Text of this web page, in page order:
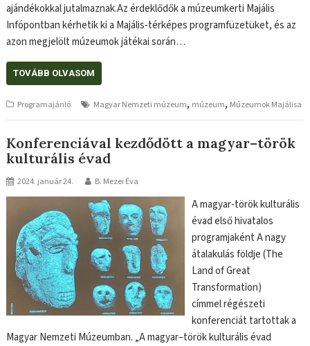
ajándékokkal jutalmaznak.Az érdeklődők a múzeumkerti Majális
Infópontban kérhetik ki a Majális-térképes programfüzetüket, és az
azon megjelölt múzeumok játékai során…
TOVÁBB OLVASOM
Programajánló Magyar Nemzeti múzeum, múzeum, Múzeumok Majálisa
Konferenciával kezdődött a magyar–török
kulturális évad
2024. január 24. B. Mezei Éva
A magyar-török kulturális
évad első hivatalos
programjaként A nagy
átalakulás földje (The
Land of Great
Transformation)
címmel régészeti
konferenciát tartottak a
Magyar Nemzeti Múzeumban. „A magyar–török kulturális évad